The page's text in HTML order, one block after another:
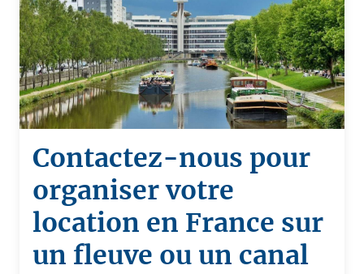
Contactez-nous pour
organiser votre
location en France sur
un fleuve ou un canal